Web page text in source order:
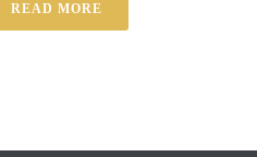
READ MORE